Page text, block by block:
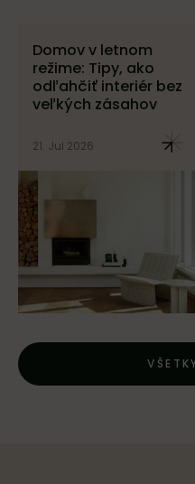
Domov v letnom
režime: Tipy, ako
odľahčiť interiér bez
veľkých zásahov
21. Jul 2026